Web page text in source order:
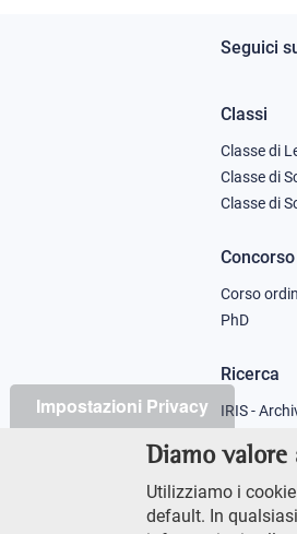
Impostazioni Privacy
Diamo
Utilizziamo i
default. In
Seguici
Classi
Classe di
Classe di
Classe di
Corso
PhD
Ricerca
IRIS -
Didattica
Offerta